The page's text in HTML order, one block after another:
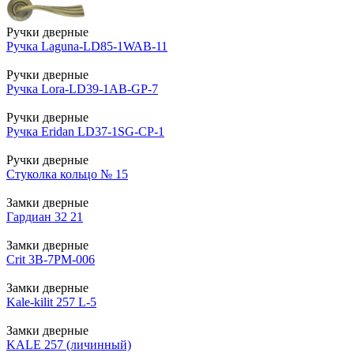
Ручки дверные
Ручка Laguna-LD85-1WAB-11
Ручки дверные
Ручка Lora-LD39-1AB-GP-7
Ручки дверные
Ручка Eridan LD37-1SG-CP-1
Ручки дверные
Стуколка кольцо № 15
Замки дверные
Гардиан 32 21
Замки дверные
Crit 3В-7РМ-006
Замки дверные
Kale-kilit 257 L-5
Замки дверные
KALE 257 (личинный)